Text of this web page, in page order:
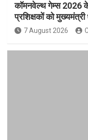
कॉमनवेल्थ गेम्स 2026
प्रशिक्षकों को मुख्यमंत्री
7 August 2026